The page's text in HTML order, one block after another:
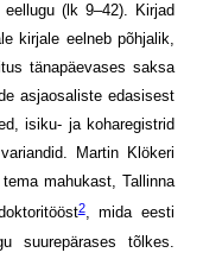
(lk 9–42). Kirjad
kirjale eelneb põhjalik,
tänapäevases saksa
asjaosaliste edasisest
isiku- ja koharegistrid
Martin Klökeri
mahukast, Tallinna
2, mida eesti
suure­pärases tõlkes.